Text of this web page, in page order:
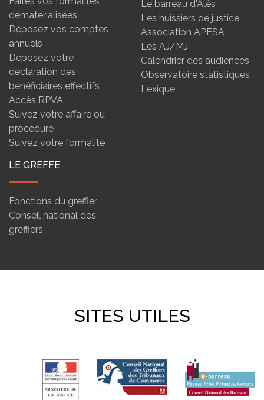
dématérialisées
Déposez vos comptes
annuels
Déposez votre
déclaration des
bénéficiaires effectifs
Accès RPVA
Suivez votre affaire ou
procédure
Suivez votre formalité
Le barreau d'Alès
Les huissiers de justice
Association APESA
Les AJ/MJ
Calendrier des audiences
Observatoire statistiques
Lexique
LE GREFFE
Fonctions du greffier
Conseil national des
greffiers
SITES UTILES